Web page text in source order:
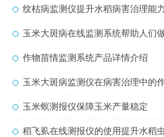
纹枯病监测仪提升水稻病害治理能力
玉米大斑病在线监测系统帮助人们做好玉
作物苗情监测系统产品详情介绍
玉米大斑病监测仪在病害治理中的
玉米螟测报仪保障玉米产量稳定
稻飞虱在线测报仪的使用提升水稻虫害